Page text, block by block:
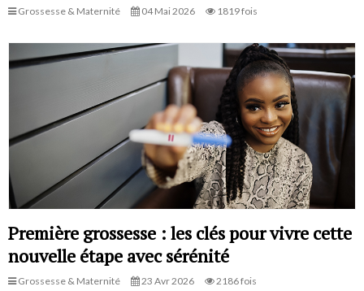
Grossesse & Maternité 04 Mai 2026 1819 fois
Première grossesse : les clés pour vivre cette
nouvelle étape avec sérénité
Grossesse & Maternité 23 Avr 2026 2186 fois